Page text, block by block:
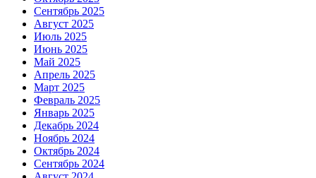
Сентябрь 2025
Август 2025
Июль 2025
Июнь 2025
Май 2025
Апрель 2025
Март 2025
Февраль 2025
Январь 2025
Декабрь 2024
Ноябрь 2024
Октябрь 2024
Сентябрь 2024